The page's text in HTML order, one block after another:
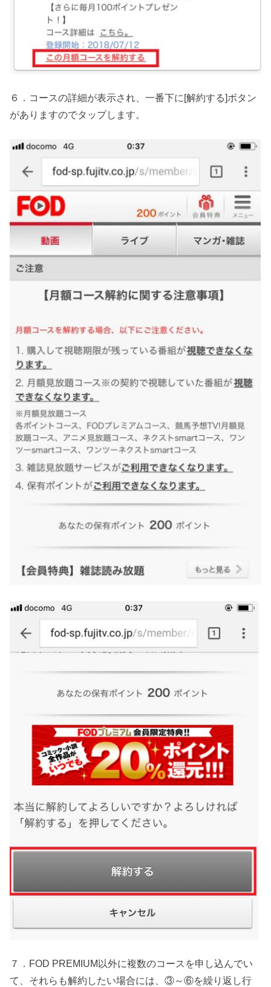
６．コースの詳細が表示され、一番下に[解約する]ボタン
がありますのでタップします。
７．FOD PREMIUM以外に複数のコースを申し込んでい
て、それらも解約したい場合には、③～⑥を繰り返し行